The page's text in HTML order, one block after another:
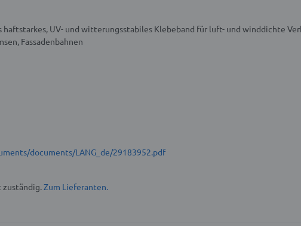
haftstarkes, UV- und witterungsstabiles Klebeband für luft- und winddichte
Fassadenbahnen
documents/LANG_de/29183952.pdf
zuständig.Zum Lieferanten.